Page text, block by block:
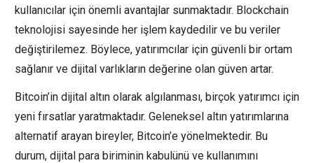
kullanıcılar için önemli avantajlar sunmaktadır. Blockchain
teknolojisi sayesinde her işlem kaydedilir ve bu veriler
değiştirilemez. Böylece, yatırımcılar için güvenli bir ortam
sağlanır ve dijital varlıkların değerine olan güven artar.
Bitcoin’in dijital altın olarak algılanması, birçok yatırımcı için
yeni fırsatlar yaratmaktadır. Geleneksel altın yatırımlarına
alternatif arayan bireyler, Bitcoin’e yönelmektedir. Bu
durum, dijital para biriminin kabulünü ve kullanımını